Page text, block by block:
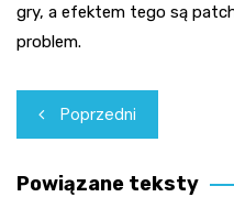
gry, a efektem tego są
problem.
Nawigacja
wpisu
Poprzedni
Powiązane teksty